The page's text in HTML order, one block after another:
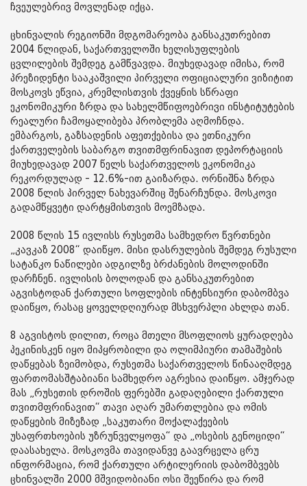
ჩვეულებრივ მოვლენად იქცა.
ცხინვალის რეგიონში მდგომარეობა განსაკუთრებით
2004 წლიდან, საქართველოში ხელისუფლების
ცვლილების შემდეგ გამწვავდა. მიუხედავად იმისა, რომ
პრეზიდენტი სააკაშვილი პირველი ოფიციალური ვიზიტით
მოსკოვს ეწვია, კრემლისთვის ქვეყნის სწრაფი
ეკონომიკური ზრდა და სახელმწიფოებრივი ინსტიტუტების
რეალური ჩამოყალიბება პრობლემა აღმოჩნდა.
ემბარგოს, გაზსადენის აფეთქებისა და ეთნიკური
ქართველების საბარგო თვითმფრინავით დეპორტაციის
მიუხედავად 2007 წელს საქართველოს ეკონომიკა
რეკორდულად - 12.6%-ით გაიზარდა. ორნიშნა ზრდა
2008 წლის პირველ ნახევარშიც შენარჩუნდა. მოსკოვი
გადამწყვეტი დარტყმისთვის მოემზადა.
2008 წლის 15 ივლისს რუსეთმა სამხედრო წვრთნები
„კავკაზ 2008“ დაიწყო. მისი დასრულების შემდეგ რუსული
სატანკო ნაწილები ადგილზე ბრძანების მოლოდინში
დარჩნენ. ივლისის ბოლოდან და განსაკუთრებით
აგვისტოდან ქართული სოფლების ინტენსიური დაბომბვა
დაიწყო, რასაც ყოველდღიურად მსხვერპლი ახლდა თან.
8 აგვისტოს დილით, როცა მთელი მსოფლიოს ყურადღება
პეკინისკენ იყო მიპყრობილი და ოლიმპიური თამაშების
დაწყებას ზეიმობდა, რუსეთმა საქართველოს წინააღმდეგ
ფართომასშტაბიანი სამხედრო აგრესია დაიწყო. ამჯერად
მას „რუსეთის დროშის ფერებში გადაღებილი ქართული
თვითმფრინავით“ თავი აღარ უმართლებია და ომის
დაწყების მიზეზად „საკუთარი მოქალაქეების
უსაფრთხოების უზრუნველყოფა“ და „ოსების გენოციდი“
დაასახელა. მოსკოვმა თავიდანვე გაავრცელა ცრუ
ინფორმაცია, რომ ქართული არტილერიის დაბომბვებს
ცხინვალში 2000 მშვიდობიანი ოსი შეეწირა და რომ